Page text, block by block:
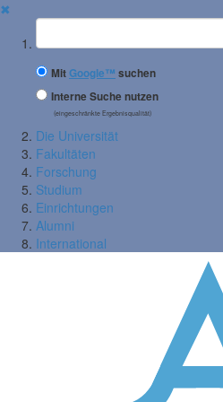
✖
Suchbegriff
MitGoogle™ suchen
Interne Suche nutzen
(eingeschränkte Ergebnisqualität)
Die Universität
Fakultäten
Forschung
Studium
Einrichtungen
Alumni
International